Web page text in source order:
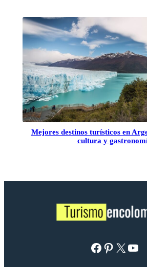
Mejores destinos turísticos en
cultura y
Facebook Pinterest X YouTube